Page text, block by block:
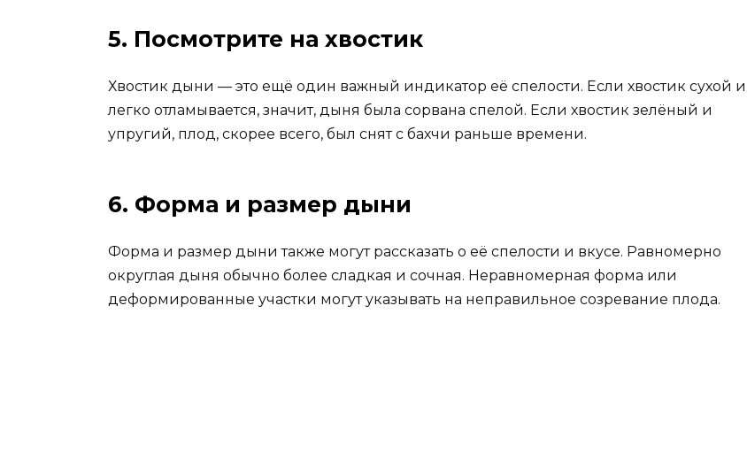
5. Посмотрите на хвостик
Хвостик дыни — это ещё один важный индикатор её спелости. Если хвостик сухой и
легко отламывается, значит, дыня была сорвана спелой. Если хвостик зелёный и
упругий, плод, скорее всего, был снят с бахчи раньше времени.
6. Форма и размер дыни
Форма и размер дыни также могут рассказать о её спелости и вкусе. Равномерно
округлая дыня обычно более сладкая и сочная. Неравномерная форма или
деформированные участки могут указывать на неправильное созревание плода.